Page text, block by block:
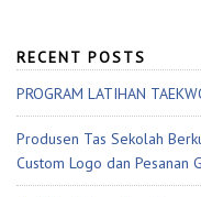
RECENT POSTS
PROGRAM LATIHAN
Produsen Tas Sekolah
Custom Logo dan Pesanan